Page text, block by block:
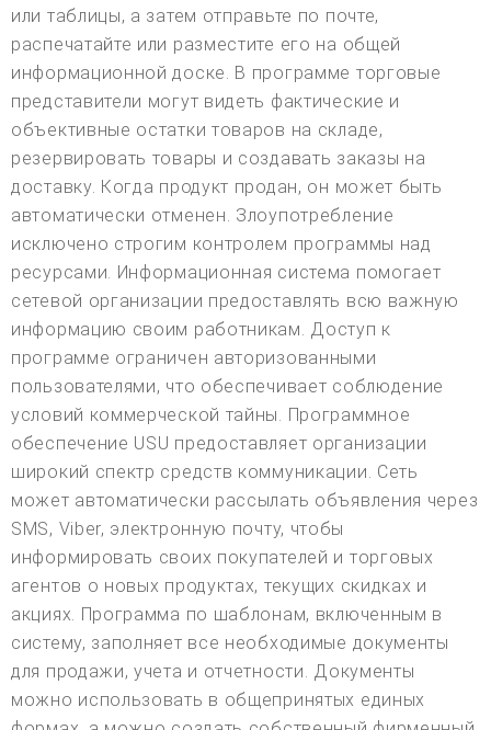
или таблицы, а затем отправьте по почте,
распечатайте или разместите его на общей
информационной доске. В программе торговые
представители могут видеть фактические и
объективные остатки товаров на складе,
резервировать товары и создавать заказы на
доставку. Когда продукт продан, он может быть
автоматически отменен. Злоупотребление
исключено строгим контролем программы над
ресурсами. Информационная система помогает
сетевой организации предоставлять всю важную
информацию своим работникам. Доступ к
программе ограничен авторизованными
пользователями, что обеспечивает соблюдение
условий коммерческой тайны. Программное
обеспечение USU предоставляет организации
широкий спектр средств коммуникации. Сеть
может автоматически рассылать объявления через
SMS, Viber, электронную почту, чтобы
информировать своих покупателей и торговых
агентов о новых продуктах, текущих скидках и
акциях. Программа по шаблонам, включенным в
систему, заполняет все необходимые документы
для продажи, учета и отчетности. Документы
можно использовать в общепринятых единых